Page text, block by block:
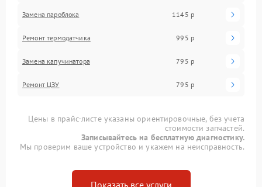
Замена пароблока 1145 р
Ремонт термодатчика 995 р
Замена капучинатора 795 р
Ремонт ЦЗУ 795 р
Цены в прайс-листе указаны ориентировочные, без учета
стоимости запчастей.
Записывайтесь на бесплатную диагностику.
Мы проверим ваше устройство и укажем на неисправность.
Показать все услуги